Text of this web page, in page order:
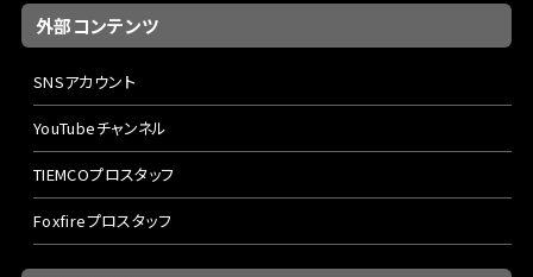
外部コンテンツ
SNSアカウント
YouTubeチャンネル
TIEMCOプロスタッフ
Foxfireプロスタッフ